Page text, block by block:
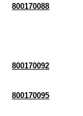
800170088
800170092
800170095